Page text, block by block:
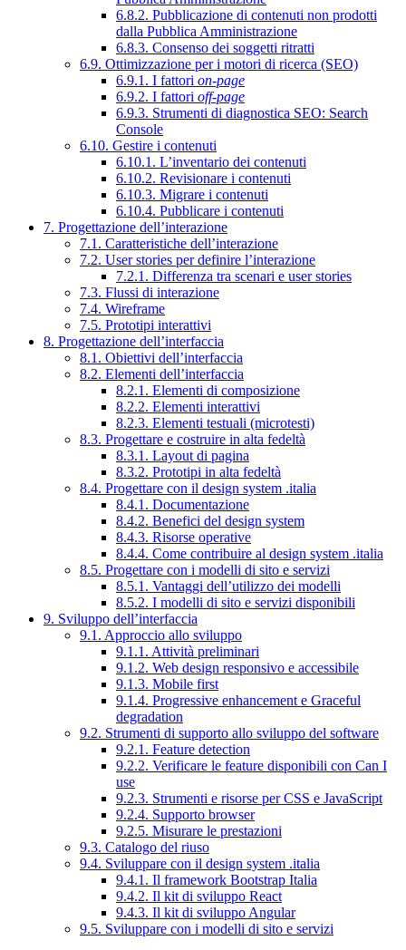
6.8.2. Pubblicazione di contenuti non prodotti
dalla Pubblica Amministrazione
6.8.3. Consenso dei soggetti ritratti
6.9. Ottimizzazione per i motori di ricerca (SEO)
6.9.1. I fattori on-page
6.9.2. I fattori off-page
6.9.3. Strumenti di diagnostica SEO: Search
Console
6.10. Gestire i contenuti
6.10.1. L’inventario dei contenuti
6.10.2. Revisionare i contenuti
6.10.3. Migrare i contenuti
6.10.4. Pubblicare i contenuti
7. Progettazione dell’interazione
7.1. Caratteristiche dell’interazione
7.2. User stories per definire l’interazione
7.2.1. Differenza tra scenari e user stories
7.3. Flussi di interazione
7.4. Wireframe
7.5. Prototipi interattivi
8. Progettazione dell’interfaccia
8.1. Obiettivi dell’interfaccia
8.2. Elementi dell’interfaccia
8.2.1. Elementi di composizione
8.2.2. Elementi interattivi
8.2.3. Elementi testuali (microtesti)
8.3. Progettare e costruire in alta fedeltà
8.3.1. Layout di pagina
8.3.2. Prototipi in alta fedeltà
8.4. Progettare con il design system .italia
8.4.1. Documentazione
8.4.2. Benefici del design system
8.4.3. Risorse operative
8.4.4. Come contribuire al design system .italia
8.5. Progettare con i modelli di sito e servizi
8.5.1. Vantaggi dell’utilizzo dei modelli
8.5.2. I modelli di sito e servizi disponibili
9. Sviluppo dell’interfaccia
9.1. Approccio allo sviluppo
9.1.1. Attività preliminari
9.1.2. Web design responsivo e accessibile
9.1.3. Mobile first
9.1.4. Progressive enhancement e Graceful
degradation
9.2. Strumenti di supporto allo sviluppo del software
9.2.1. Feature detection
9.2.2. Verificare le feature disponibili con Can I
use
9.2.3. Strumenti e risorse per CSS e JavaScript
9.2.4. Supporto browser
9.2.5. Misurare le prestazioni
9.3. Catalogo del riuso
9.4. Sviluppare con il design system .italia
9.4.1. Il framework Bootstrap Italia
9.4.2. Il kit di sviluppo React
9.4.3. Il kit di sviluppo Angular
9.5. Sviluppare con i modelli di sito e servizi